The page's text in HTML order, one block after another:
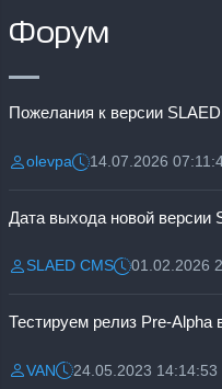
Форум
Пожелания к версии
Разместил:
olevpaДата:14.07.2026
Дата выхода новой версии
Разместил:
SLAED CMSДата:01.02.2026
Разместил:
VANДата:24.05.2023 14:14:53